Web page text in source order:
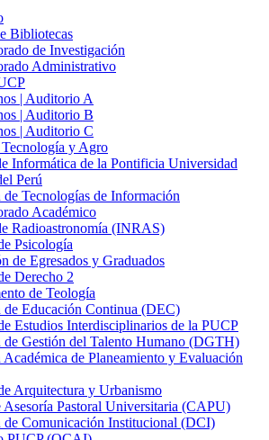
Bibliotecas
de Investigación
Administrativo
| Auditorio A
| Auditorio B
| Auditorio C
y Agro
Informática de la Pontificia Universidad
Perú
Tecnologías de Información
Académico
Radioastronomía (INRAS)
Psicología
de Egresados y Graduados
Derecho 2
de Teología
de Educación Continua (DEC)
Estudios Interdisciplinarios de la PUCP
de Gestión del Talento Humano (DGTH)
de Planeamiento y Evaluación
Arquitectura y Urbanismo
Asesoría Pastoral Universitaria (CAPU)
de Comunicación Institucional (DCI)